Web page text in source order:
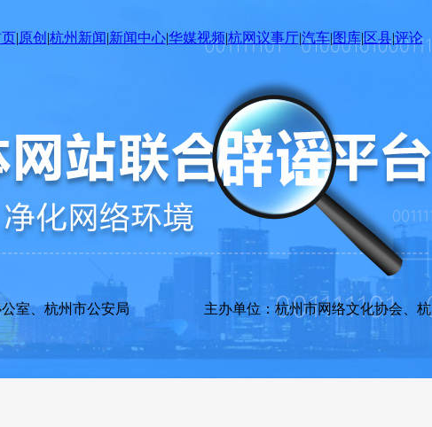
|原创 |杭州新闻|新闻中心|华媒视频|杭网议事厅|汽车|图库|区县|评论
办公室、杭州市公安局 主办单位：杭州市网络文化协会、杭